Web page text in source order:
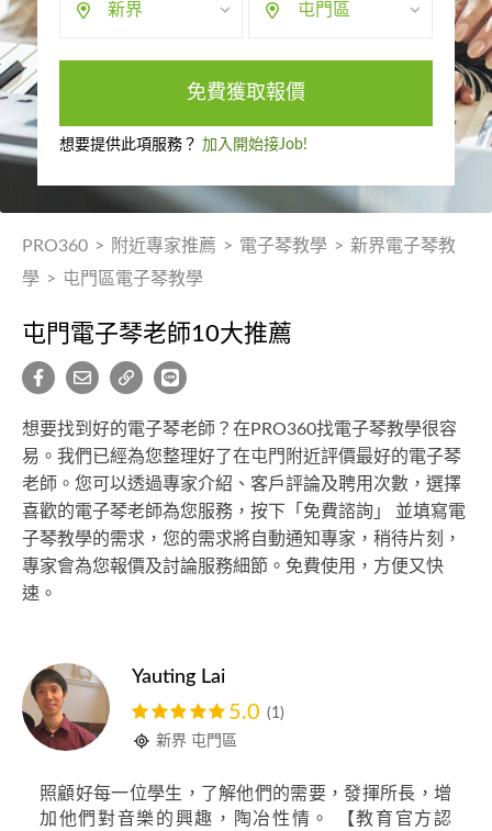
新界 屯門區
免費獲取報價
想要提供此項服務？ 加入開始接Job!
PRO360 > 附近專家推薦 > 電子琴教學 > 新界電子琴教
學 > 屯門區電子琴教學
屯門電子琴老師10大推薦
想要找到好的電子琴老師？在PRO360找電子琴教學很容
易。我們已經為您整理好了在屯門附近評價最好的電子琴
老師。您可以透過專家介紹、客戶評論及聘用次數，選擇
喜歡的電子琴老師為您服務，按下「免費諮詢」 並填寫電
子琴教學的需求，您的需求將自動通知專家，稍待片刻，
專家會為您報價及討論服務細節。免費使用，方便又快
速。
Yauting Lai
5.0 (1)
新界 屯門區
照顧好每一位學生，了解他們的需要，發揮所長，增
加他們對音樂的興趣，陶冶性情。 【教育官方認